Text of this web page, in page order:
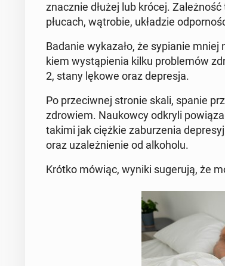
znacz­nie dłużej lub krócej.
płucach, wą­tro­bie, ukła­dzie
Badanie wy­ka­za­ło, że sy­pia­nie
kiem wy­stą­pie­nia kilku pro­ble­mów
2, stany lękowe oraz de­pre­sja.
Po prze­ciw­nej stronie skali, spanie
zdro­wiem. Na­ukow­cy odkryli
takimi jak ciężkie za­bu­rze­nia
oraz uza­leż­nie­nie od al­ko­ho­lu.
Krótko mówiąc, wyniki su­ge­ru­ją, że